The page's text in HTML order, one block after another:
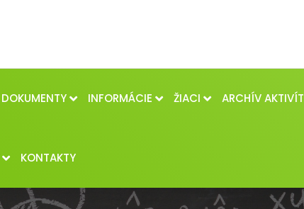
DOKUMENTY INFORMÁCIE ŽIACI ARCHÍV AKTIVÍT
KONTAKTY